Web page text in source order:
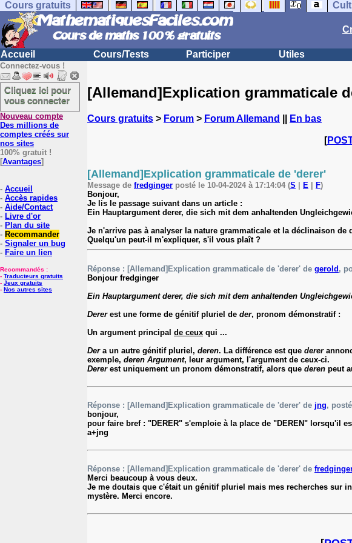
Cours gratuits
Accueil Cours/Tests Participer Utiles
Connectez-vous !
Cliquez ici pour
vous connecter
Nouveau compte
Des millions de
comptes créés sur
nos sites
100% gratuit !
[Avantages]
- Accueil
- Accès rapides
- Aide/Contact
- Livre d'or
- Plan du site
- Recommander
- Signaler un bug
- Faire un lien
Recommandés :
- Traducteurs gratuits
- Jeux gratuits
- Nos autres sites
[Allemand]Explication grammaticale
Cours gratuits > Forum > Forum Allemand En bas
[
[Allemand]Explication grammaticale de 'derer'
Message de fredginger posté le 10-04-2024 à 17:14:04 (S E F)
Bonjour,
Je lis le passage suivant dans un article :
Ein Hauptargument derer, die sich mit dem anhaltenden
Je n'arrive pas à analyser la nature grammaticale et la déclinaison de
Quelqu'un peut-il m'expliquer, s'il vous plaît ?
Réponse : [Allemand]Explication grammaticale de 'derer' de gerold ,
Bonjour fredginger
Ein Hauptargument derer, die sich mit dem anhaltenden
Dererest une forme de génitif pluriel de der, pronom démonstratif :
Un argument principal de ceux qui ...
Dera un autre génitif pluriel, deren. La différence est que derer
exemple, deren Argument, leur argument, l'argument de ceux-ci.
Dererest uniquement un pronom démonstratif, alors que deren peut
Réponse : [Allemand]Explication grammaticale de 'derer' de jng,
bonjour,
pour faire bref : "DERER" s'emploie à la place de "DEREN" lorsqu'il
a+jng
Réponse : [Allemand]Explication grammaticale de 'derer' de fredginger
Merci beaucoup à vous deux.
Je me doutais que c'était un génitif pluriel mais mes recherches sur
mystère. Merci encore.